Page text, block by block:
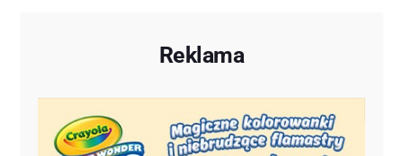
Reklama